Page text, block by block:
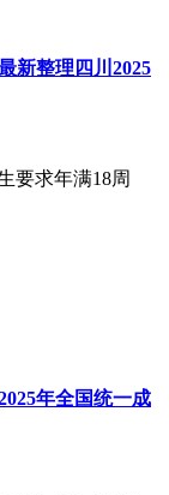
新整理四川2025
要求年满18周
年全国统一成